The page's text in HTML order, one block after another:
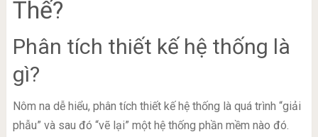
Thế?
Phân tích thiết kế hệ thống là
gì?
Nôm na dễ hiểu, phân tích thiết kế hệ thống là quá trình “giải
phẫu” và sau đó “vẽ lại” một hệ thống phần mềm nào đó.